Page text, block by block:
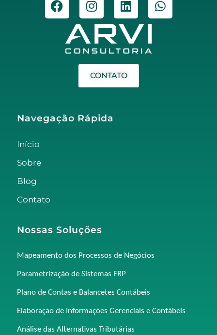
CONTATO
Navegação Rápida
Início
Sobre
Blog
Contato
Nossas Soluções
Mapeamento dos Processos de Negócios
Parametrização de Sistemas ERP
Plano de Contas e Balancetes Contábeis
Elaboração de Informações Gerenciais e Contábeis
Análise das Alternativas Tributárias